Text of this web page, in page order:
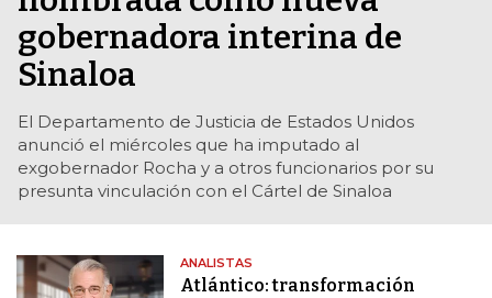
gobernadora interina de
Sinaloa
El Departamento de Justicia de Estados Unidos
anunció el miércoles que ha imputado al
exgobernador Rocha y a otros funcionarios por su
presunta vinculación con el Cártel de Sinaloa
ANALISTAS
Atlántico: transformación